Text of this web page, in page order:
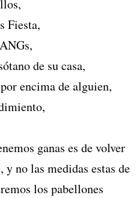
Fiesta,
de su casa,
encima de alguien,
ganas es de volver
y no las medidas estas de
los pabellones